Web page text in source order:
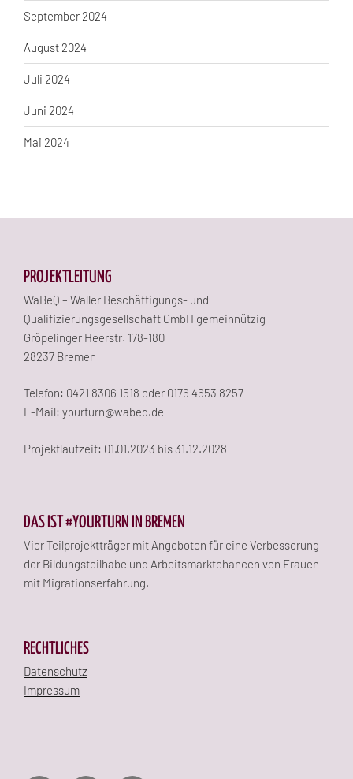
September 2024
August 2024
Juli 2024
Juni 2024
Mai 2024
PROJEKTLEITUNG
WaBeQ – Waller Beschäftigungs- und
Qualifizierungsgesellschaft GmbH gemeinnützig
Gröpelinger Heerstr. 178-180
28237 Bremen
Telefon: 0421 8306 1518 oder 0176 4653 8257
E-Mail: yourturn@wabeq.de
Projektlaufzeit: 01.01.2023 bis 31.12.2028
DAS IST #YOURTURN IN BREMEN
Vier Teilprojektträger mit Angeboten für eine Verbesserung
der Bildungsteilhabe und Arbeitsmarktchancen von Frauen
mit Migrationserfahrung.
RECHTLICHES
Datenschutz
Impressum